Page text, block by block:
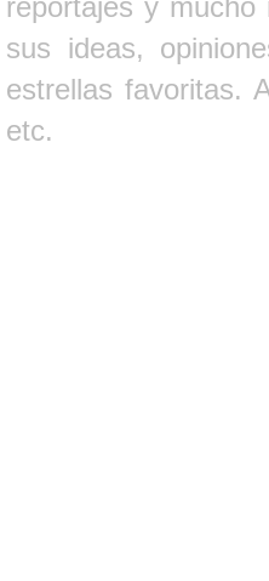
sus ideas,
estrellas favoritas.
etc.